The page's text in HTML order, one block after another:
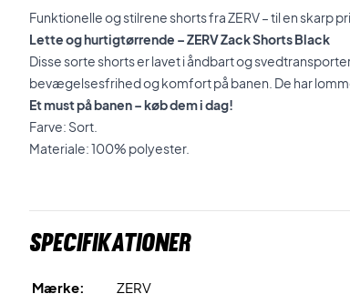
Funktionelle og stilrene shorts fra ZERV – til en skarp
Lette og hurtigtørrende – ZERV Zack Shorts Black
Disse sorte shorts er lavet i åndbart og
bevægelsesfrihed og komfort på banen. De har
Et must på banen – køb dem i dag!
Farve: Sort.
Materiale: 100% polyester.
Specifikationer
Mærke:
ZERV